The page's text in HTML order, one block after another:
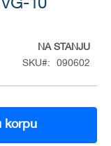
10
NA STANJU
SKU
090602
korpu